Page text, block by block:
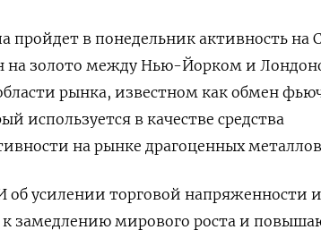
в понедельник активность на
на золото между Нью-Йорком и
рынка, известном как обмен
используется в качестве средства
на рынке драгоценных
усилении торговой напряженности
к замедлению мирового роста и